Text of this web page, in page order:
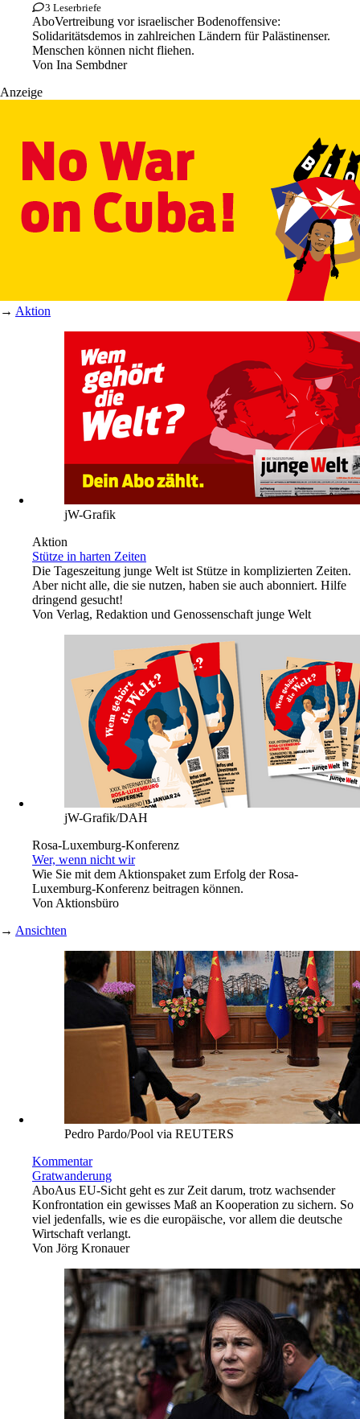
3 Leserbriefe
AboVertreibung vor israelischer Bodenoffensive:
Solidaritätsdemos in zahlreichen Ländern für Palästinenser.
Menschen können nicht fliehen.
Von Ina Sembdner
Anzeige
→ Aktion
jW-Grafik
Aktion
Stütze in harten Zeiten
Die Tageszeitung junge Welt ist Stütze in komplizierten Zeiten.
Aber nicht alle, die sie nutzen, haben sie auch abonniert. Hilfe
dringend gesucht!
Von Verlag, Redaktion und Genossenschaft junge Welt
jW-Grafik/DAH
Rosa-Luxemburg-Konferenz
Wer, wenn nicht wir
Wie Sie mit dem Aktionspaket zum Erfolg der Rosa-
Luxemburg-Konferenz beitragen können.
Von Aktionsbüro
→ Ansichten
Pedro Pardo/Pool via REUTERS
Kommentar
Gratwanderung
AboAus EU-Sicht geht es zur Zeit darum, trotz wachsender
Konfrontation ein gewisses Maß an Kooperation zu sichern. So
viel jedenfalls, wie es die europäische, vor allem die deutsche
Wirtschaft verlangt.
Von Jörg Kronauer